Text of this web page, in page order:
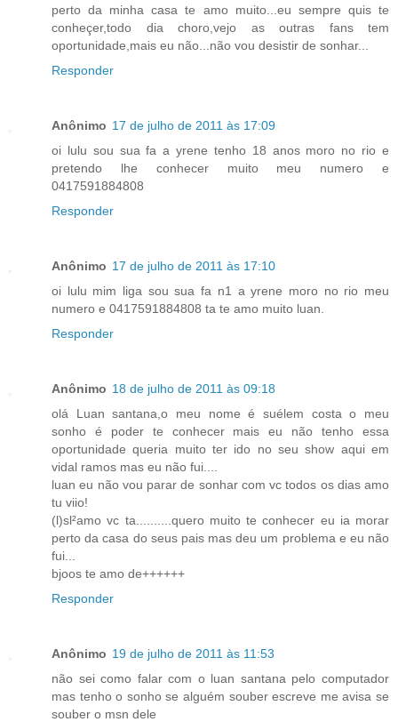
perto da minha casa te amo muito...eu sempre quis te
conheçer,todo dia choro,vejo as outras fans tem
oportunidade,mais eu não...não vou desistir de sonhar...
Responder
Anônimo 17 de julho de 2011 às 17:09
oi lulu sou sua fa a yrene tenho 18 anos moro no rio e
pretendo lhe conhecer muito meu numero e
0417591884808
Responder
Anônimo 17 de julho de 2011 às 17:10
oi lulu mim liga sou sua fa n1 a yrene moro no rio meu
numero e 0417591884808 ta te amo muito luan.
Responder
Anônimo 18 de julho de 2011 às 09:18
olá Luan santana,o meu nome é suélem costa o meu
sonho é poder te conhecer mais eu não tenho essa
oportunidade queria muito ter ido no seu show aqui em
vidal ramos mas eu não fui....
luan eu não vou parar de sonhar com vc todos os dias amo
tu viio!
(l)sl²amo vc ta..........quero muito te conhecer eu ia morar
perto da casa do seus pais mas deu um problema e eu não
fui...
bjoos te amo de++++++
Responder
Anônimo 19 de julho de 2011 às 11:53
não sei como falar com o luan santana pelo computador
mas tenho o sonho se alguém souber escreve me avisa se
souber o msn dele